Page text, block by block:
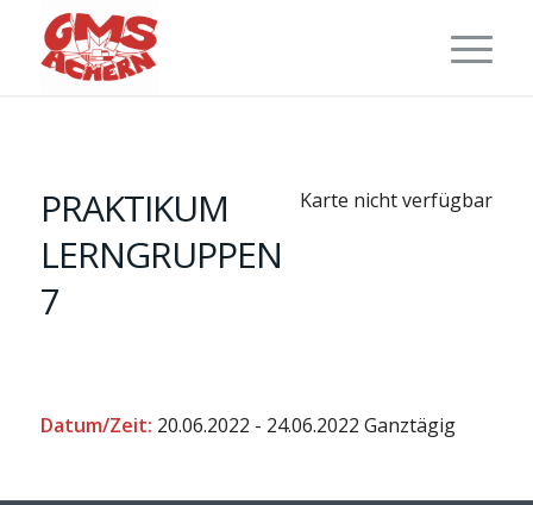
Karte nicht verfügbar
PRAKTIKUM
LERNGRUPPEN
7
Datum/Zeit: 20.06.2022 - 24.06.2022 Ganztägig